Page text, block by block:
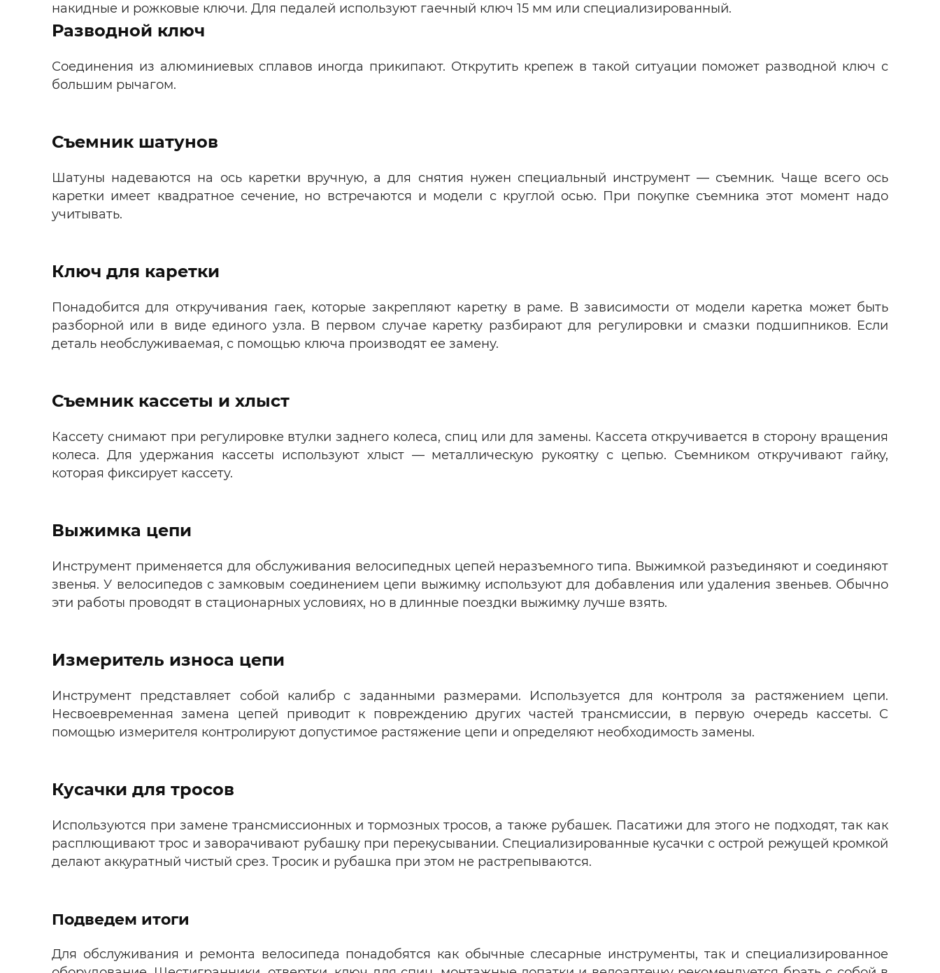
накидные и рожковые ключи. Для педалей используют гаечный ключ 15 мм или специализированный.
Разводной ключ
Соединения из алюминиевых сплавов иногда прикипают. Открутить крепеж в такой ситуации поможет разводной ключ с
большим рычагом.
Съемник шатунов
Шатуны надеваются на ось каретки вручную, а для снятия нужен специальный инструмент — съемник. Чаще всего ось
каретки имеет квадратное сечение, но встречаются и модели с круглой осью. При покупке съемника этот момент надо
учитывать.
Ключ для каретки
Понадобится для откручивания гаек, которые закрепляют каретку в раме. В зависимости от модели каретка может быть
разборной или в виде единого узла. В первом случае каретку разбирают для регулировки и смазки подшипников. Если
деталь необслуживаемая, с помощью ключа производят ее замену.
Съемник кассеты и хлыст
Кассету снимают при регулировке втулки заднего колеса, спиц или для замены. Кассета откручивается в сторону вращения
колеса. Для удержания кассеты используют хлыст — металлическую рукоятку с цепью. Съемником откручивают гайку,
которая фиксирует кассету.
Выжимка цепи
Инструмент применяется для обслуживания велосипедных цепей неразъемного типа. Выжимкой разъединяют и соединяют
звенья. У велосипедов с замковым соединением цепи выжимку используют для добавления или удаления звеньев. Обычно
эти работы проводят в стационарных условиях, но в длинные поездки выжимку лучше взять.
Измеритель износа цепи
Инструмент представляет собой калибр с заданными размерами. Используется для контроля за растяжением цепи.
Несвоевременная замена цепей приводит к повреждению других частей трансмиссии, в первую очередь кассеты. С
помощью измерителя контролируют допустимое растяжение цепи и определяют необходимость замены.
Кусачки для тросов
Используются при замене трансмиссионных и тормозных тросов, а также рубашек. Пасатижи для этого не подходят, так как
расплющивают трос и заворачивают рубашку при перекусывании. Специализированные кусачки с острой режущей кромкой
делают аккуратный чистый срез. Тросик и рубашка при этом не растрепываются.
Подведем итоги
Для обслуживания и ремонта велосипеда понадобятся как обычные слесарные инструменты, так и специализированное